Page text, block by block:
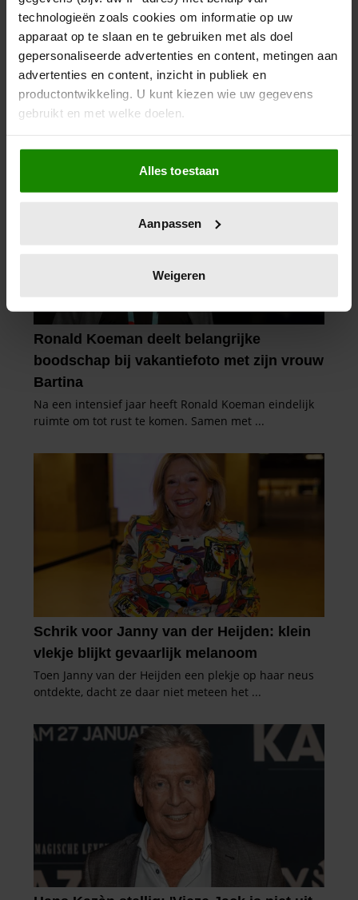
technologieën zoals cookies om informatie op uw
apparaat op te slaan en te gebruiken met als doel
gepersonaliseerde advertenties en content, metingen aan
advertenties en content, inzicht in publiek en
productontwikkeling. U kunt kiezen wie uw gegevens
gebruikt en met welke doelen.
Als u het toestaat, willen we ook graag:
Informatie verzamelen over uw geografische
locatie, die tot een paar meter nauwkeurig kan zijn
scannen op specifieke eigenschappen (fingerprinting)
verwerkt en stel uw voorkeuren in het
intrekken in de Cookieverklaring.
We gebruiken cookies om content en advertenties te
personaliseren, om functies voor social media te bieden
en om ons websiteverkeer te analyseren. Ook delen we
informatie over uw gebruik van onze site met onze
partners voor social media, adverteren en analyse. Deze
informatie die u aan ze heeft verstrekt of die ze hebben
verzameld op basis van uw gebruik van hun services. U
gaat akkoord met onze cookies als u onze website blijft
Alles toestaan
Aanpassen
Weigeren